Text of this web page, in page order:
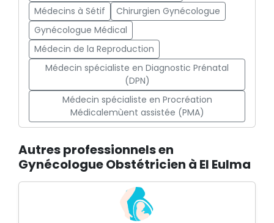
Médecins à Sétif
Chirurgien Gynécologue
Gynécologue Médical
Médecin de la Reproduction
Médecin spécialiste en Diagnostic Prénatal
(DPN)
Médecin spécialiste en Procréation
Médicalemùent assistée (PMA)
Autres professionnels en
Gynécologue Obstétricien à El Eulma